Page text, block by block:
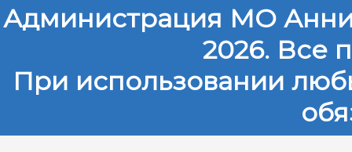
Администрация МО
2026. Все
При использовании